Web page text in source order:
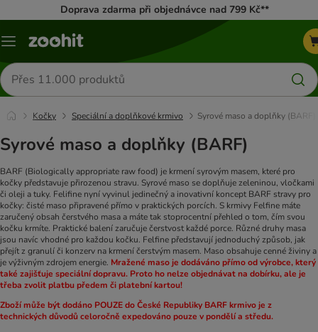
Doprava zdarma při objednávce nad 799 Kč**
Menu
Hledat
produkty
Kočky Speciální a doplňkové krmivo Syrové maso a doplňky (BARF)
Syrové maso a doplňky (BARF)
BARF (Biologically appropriate raw food) je krmení syrovým masem, které pro
kočky představuje přirozenou stravu. Syrové maso se doplňuje zeleninou, vločkami
či oleji a tuky. Felifine nyní vyvinul jedinečný a inovativní koncept BARF stravy pro
kočky: čisté maso připravené přímo v praktických porcích. S krmivy Felfine máte
zaručený obsah čerstvého masa a máte tak stoprocentní přehled o tom, čím svou
kočku krmíte. Praktické balení zaručuje čerstvost každé porce. Různé druhy masa
jsou navíc vhodné pro každou kočku. Felfine představují jednoduchý způsob, jak
přejít z granulí či konzerv na krmení čerstvým masem. Maso obsahuje cenné živiny a
je výživným zdrojem energie. Mražené maso je dodáváno přímo od výrobce, který
také zajišťuje speciální dopravu. Proto ho nelze objednávat na dobírku, ale je
třeba zvolit platbu předem či platební kartou!
Zboží může být dodáno POUZE do České Republiky BARF krmivo je z
technických důvodů celoročně expedováno pouze v pondělí a středu.